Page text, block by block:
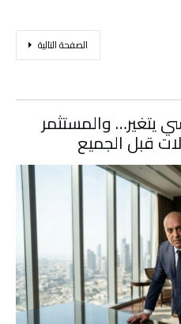
‫الصفحة التالية‬
يتغير… والمستثمر
قبل الجميع